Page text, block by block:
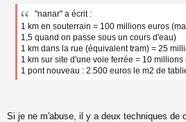
e
"nanar" a écrit :
1 km en souterrain = 100 millions euros
1,5 quand on passe sous un cours d'eau)
1 km dans la rue (équivalent tram) = 25
1 km sur site d'une voie ferrée = 10 millions
1 pont nouveau : 2.500 euros le m2 de
Si je ne m'abuse, il y a deux techniques de